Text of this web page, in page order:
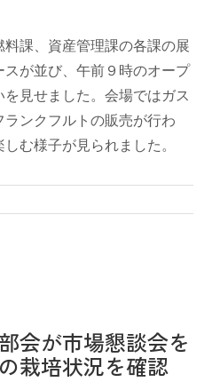
センター
機具情報
WEBシステム
課、資産管理課の各課の展
が並び、午前９時のオープ
見せました。会場ではガス
ンクフルトの販売が行わ
む様子が見られました。
会が市場懇談会を
栽培状況を確認